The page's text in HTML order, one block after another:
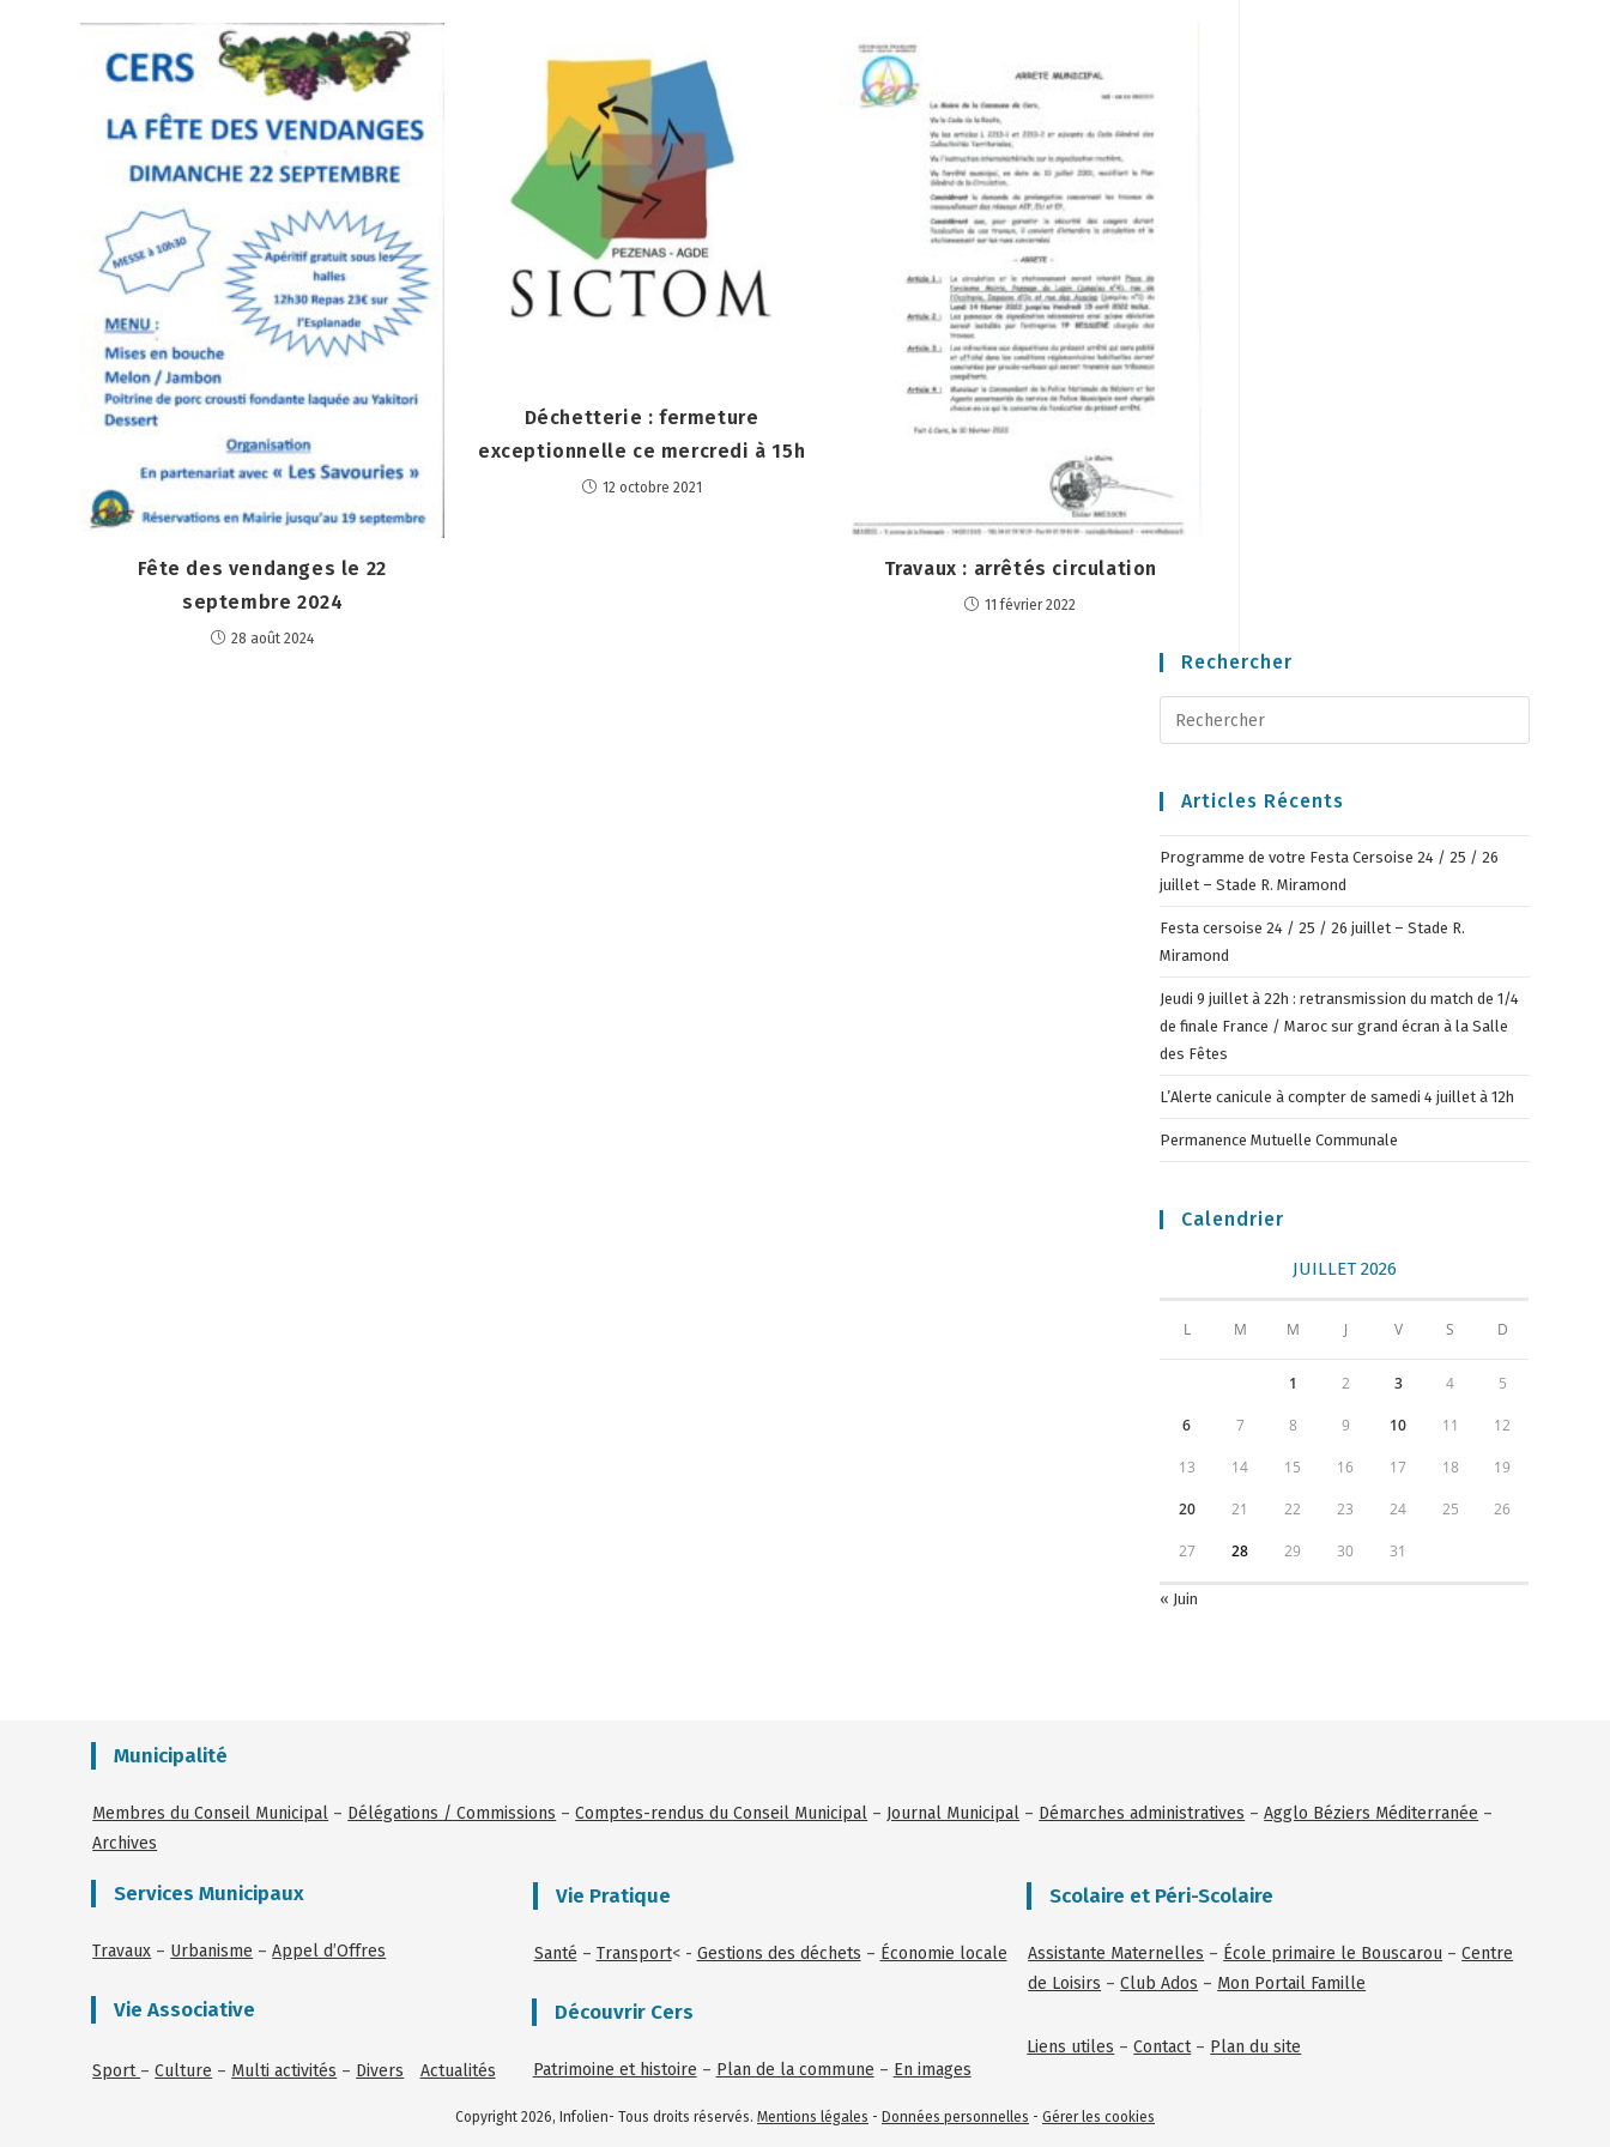
Fête des vendanges le 22
septembre 2024
28 août 2024
Déchetterie : fermeture
exceptionnelle ce mercredi à 15h
12 octobre 2021
Travaux : arrêtés circulation
11 février 2022
Rechercher
Articles Récents
Programme de votre Festa Cersoise 24 / 25 / 26
juillet – Stade R. Miramond
Festa cersoise 24 / 25 / 26 juillet – Stade R.
Miramond
Jeudi 9 juillet à 22h : retransmission du match de 1/4
de finale France / Maroc sur grand écran à la Salle
des Fêtes
L’Alerte canicule à compter de samedi 4 juillet à 12h
Permanence Mutuelle Communale
Calendrier
JUILLET 2026
L M M J V S D
1 2 3 4 5
6 7 8 9 10 11 12
13 14 15 16 17 18 19
20 21 22 23 24 25 26
27 28 29 30 31
« Juin
Municipalité
Membres du Conseil Municipal – Délégations / Commissions –Comptes-rendus du Conseil Municipal – Journal Municipal – Démarches administratives –Agglo Béziers Méditerranée –
Archives
Services Municipaux
Travaux – Urbanisme –Appel d’Offres
Vie Pratique
Santé – Transport< - Gestions des déchets – Économie locale
Scolaire et Péri-Scolaire
Assistante Maternelles – École primaire le Bouscarou –Centre
de Loisirs –Club Ados – Mon Portail Famille
Vie Associative
Sport –Culture – Multi activités – Divers Actualités
Découvrir Cers
Patrimoine et histoire – Plan de la commune – En images
Liens utiles –Contact– Plan du site
Copyright 2026, Infolien- Tous droits réservés. Mentions légales - Données personnelles - Gérer les cookies